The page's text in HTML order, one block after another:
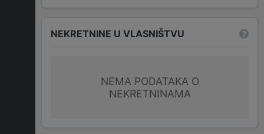
NEKRETNINE U VLASNIŠTVU
NEMA PODATAKA O
NEKRETNINAMA